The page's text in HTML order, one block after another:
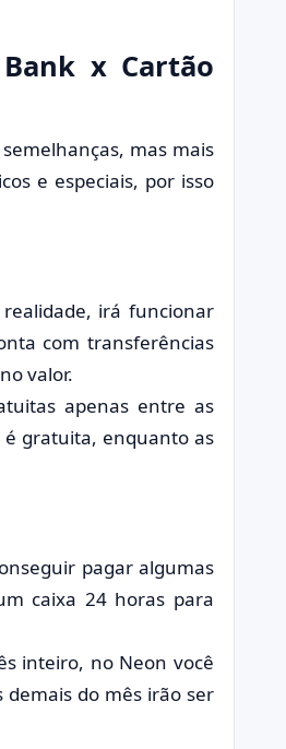
x Cartão
mas mais
e especiais, por isso
irá funcionar
com transferências
valor.
apenas entre as
é gratuita, enquanto as
pagar algumas
caixa 24 horas para
inteiro, no Neon você
do mês irão ser